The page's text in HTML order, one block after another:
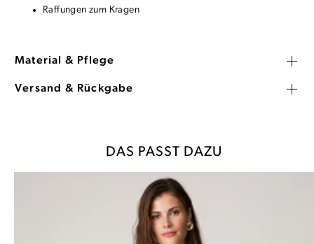
Raffungen zum Kragen
Material & Pflege
Versand & Rückgabe
DAS PASST DAZU